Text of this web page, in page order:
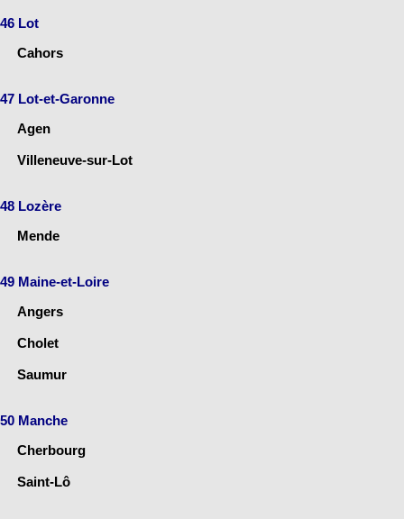
46 Lot
Cahors
47 Lot-et-Garonne
Agen
Villeneuve-sur-Lot
48 Lozère
Mende
49 Maine-et-Loire
Angers
Cholet
Saumur
50 Manche
Cherbourg
Saint-Lô